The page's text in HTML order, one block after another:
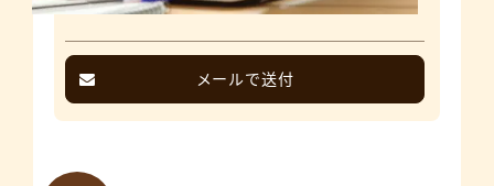
メールで送付